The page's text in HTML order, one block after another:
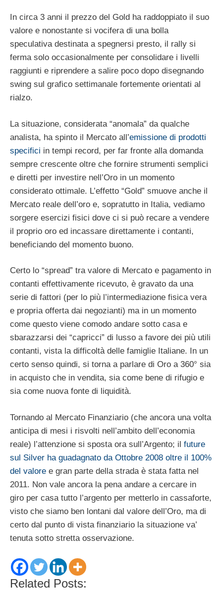
In circa 3 anni il prezzo del Gold ha raddoppiato il suo
valore e nonostante si vocifera di una bolla
speculativa destinata a spegnersi presto, il rally si
ferma solo occasionalmente per consolidare i livelli
raggiunti e riprendere a salire poco dopo disegnando
swing sul grafico settimanale fortemente orientati al
rialzo.
La situazione, considerata “anomala” da qualche
analista, ha spinto il Mercato all’emissione di prodotti
specifici in tempi record, per far fronte alla domanda
sempre crescente oltre che fornire strumenti semplici
e diretti per investire nell’Oro in un momento
considerato ottimale. L’effetto “Gold” smuove anche il
Mercato reale dell’oro e, sopratutto in Italia, vediamo
sorgere esercizi fisici dove ci si può recare a vendere
il proprio oro ed incassare direttamente i contanti,
beneficiando del momento buono.
Certo lo “spread” tra valore di Mercato e pagamento in
contanti effettivamente ricevuto, è gravato da una
serie di fattori (per lo più l’intermediazione fisica vera
e propria offerta dai negozianti) ma in un momento
come questo viene comodo andare sotto casa e
sbarazzarsi dei “capricci” di lusso a favore dei più utili
contanti, vista la difficoltà delle famiglie Italiane. In un
certo senso quindi, si torna a parlare di Oro a 360° sia
in acquisto che in vendita, sia come bene di rifugio e
sia come nuova fonte di liquidità.
Tornando al Mercato Finanziario (che ancora una volta
anticipa di mesi i risvolti nell’ambito dell’economia
reale) l’attenzione si sposta ora sull’Argento; il future
sul Silver ha guadagnato da Ottobre 2008 oltre il 100%
del valore e gran parte della strada è stata fatta nel
2011. Non vale ancora la pena andare a cercare in
giro per casa tutto l’argento per metterlo in cassaforte,
visto che siamo ben lontani dal valore dell’Oro, ma di
certo dal punto di vista finanziario la situazione va’
tenuta sotto stretta osservazione.
Related Posts: